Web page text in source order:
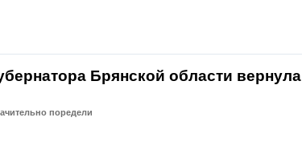
Брянской области вернула
поредели